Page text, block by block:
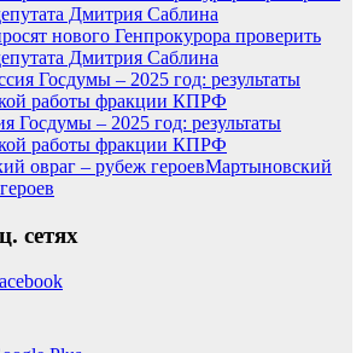
нового Генпрокурора проверить
Дмитрия Саблина
Госдумы – 2025 год: результаты
работы фракции КПРФ
Мартыновский
сетях